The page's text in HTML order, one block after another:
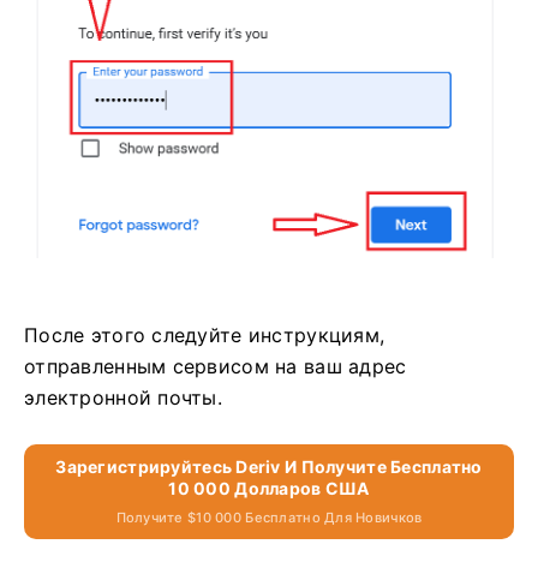
После этого следуйте инструкциям,
отправленным сервисом на ваш адрес
электронной почты.
Зарегистрируйтесь Deriv И Получите Бесплатно
10 000 Долларов США
Получите $10 000 Бесплатно Для Новичков